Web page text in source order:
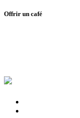
Offrir un café